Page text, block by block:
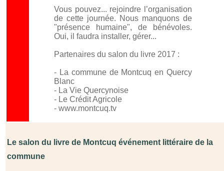
Vous pouvez... rejoindre l’organisation
de cette journée. Nous manquons de
"présence humaine", de bénévoles.
Oui, il faudra installer, gérer...
Partenaires du salon du livre 2017 :
- La commune de Montcuq en Quercy
Blanc
- La Vie Quercynoise
- Le Crédit Agricole
- www.montcuq.tv
Le salon du livre de Montcuq événement littéraire de la
commune